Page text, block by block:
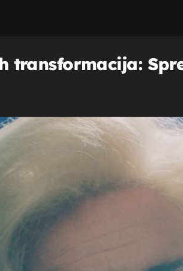
transformacija: